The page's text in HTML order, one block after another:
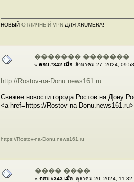
НОВЫЙ ОТЛИЧНЫЙ VPN ДЛЯ XRUMERA!
������� �������
« ตอบ #342 เมื่อ: สิงหาคม 27, 2024,
http://Rostov-na-Donu.news161.ru
Свежие новости города Ростов на Дону
<a href=https://Rostov-na-Donu.news161.ru>
https://Rostov-na-Donu.news161.ru
���� ����
« ตอบ #343 เมื่อ: ตุลาคม 20, 2024,